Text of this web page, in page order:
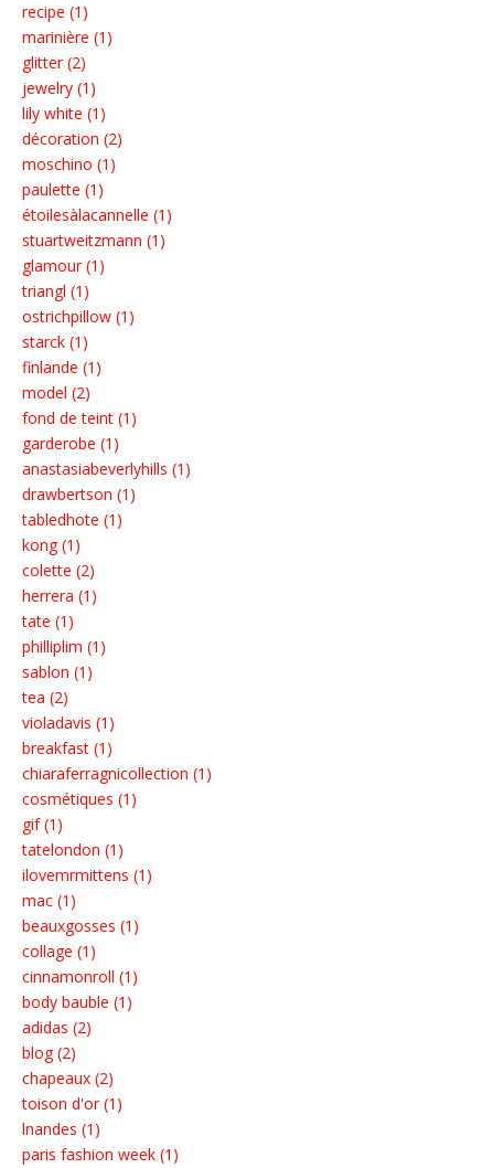
recipe (1)
marinière (1)
glitter (2)
jewelry (1)
lily white (1)
décoration (2)
moschino (1)
paulette (1)
étoilesàlacannelle (1)
stuartweitzmann (1)
glamour (1)
triangl (1)
ostrichpillow (1)
starck (1)
finlande (1)
model (2)
fond de teint (1)
garderobe (1)
anastasiabeverlyhills (1)
drawbertson (1)
tabledhote (1)
kong (1)
colette (2)
herrera (1)
tate (1)
philliplim (1)
sablon (1)
tea (2)
violadavis (1)
breakfast (1)
chiaraferragnicollection (1)
cosmétiques (1)
gif (1)
tatelondon (1)
ilovemrmittens (1)
mac (1)
beauxgosses (1)
collage (1)
cinnamonroll (1)
body bauble (1)
adidas (2)
blog (2)
chapeaux (2)
toison d'or (1)
lnandes (1)
paris fashion week (1)